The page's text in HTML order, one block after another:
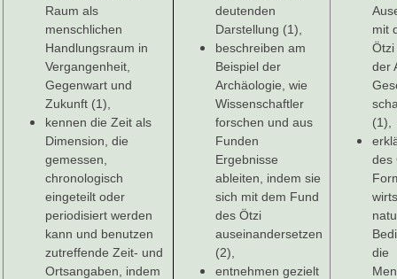
Raum als
menschlichen
Handlungsraum in
Vergangenheit,
Gegenwart und
Zukunft (1),
kennen die Zeit als
Dimension, die
gemessen,
chronologisch
eingeteilt oder
periodisiert werden
kann und benutzen
zutreffende Zeit- und
Ortsangaben, indem
deutenden
Darstellung (1),
beschreiben am
Beispiel der
Archäologie, wie
Wissenschaftler
forschen und aus
Funden
Ergebnisse
ableiten, indem sie
sich mit dem Fund
des Ötzi
auseinandersetzen
(2),
entnehmen gezielt
mit
der
(1),
des
die